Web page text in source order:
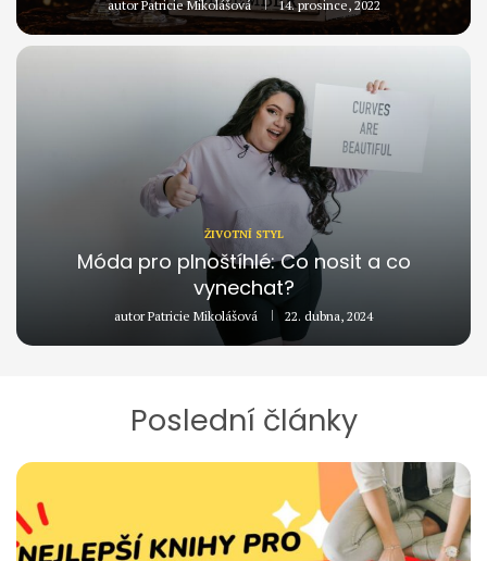
autorPatricie Mikolášová 14. prosince, 2022
ŽIVOTNÍ STYL
Móda pro plnoštíhlé: Co nosit a co
vynechat?
autorPatricie Mikolášová 22. dubna, 2024
Poslední články